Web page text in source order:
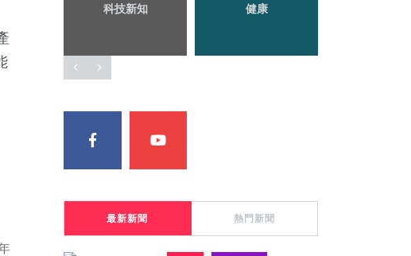
科技新知 健康
社會 宗教
最新新聞 熱門新聞